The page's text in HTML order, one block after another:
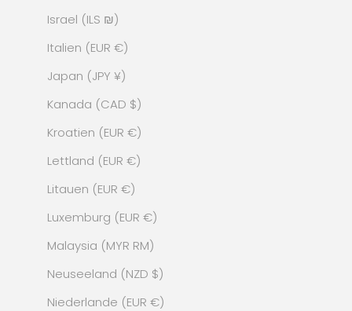
Israel (ILS ₪)
Italien (EUR €)
Japan (JPY ¥)
Kanada (CAD $)
Kroatien (EUR €)
Lettland (EUR €)
Litauen (EUR €)
Luxemburg (EUR €)
Malaysia (MYR RM)
Neuseeland (NZD $)
Niederlande (EUR €)